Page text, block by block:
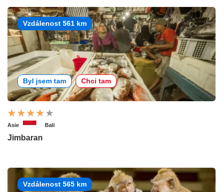
Vzdálenost 561 km
Byl jsem tam Chci tam
Asie Bali
Jimbaran
Vzdálenost 565 km